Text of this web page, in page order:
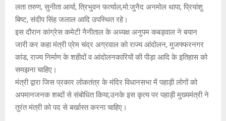
लता तरुण, सुनीता आर्या, त्रिभुवन फर्त्याल,मो.जुनैद अनमोल थापा, प्रियांशु
बिष्ट, संदीप सिंह जलाल आदि उपस्थित रहे।
इस दौरान कांग्रेस कमेटी नैनीताल के अध्यक्ष अनुपम कबड्वाल ने बयान
जारी कर कहा मंत्री प्रेम चंद्र अग्रवाल को राज्य आंदोलन, मुजफ्फरनगर
कांड, राज्य निर्माण के शहीदों व आंदोलनकारियों की पीड़ा आदि के इतिहास को
समझना चाहिए।
मंत्री द्वारा जिस प्रकार लोकतंत्र के मंदिर विधानसभा में पहाड़ी लोगों को
अपमानजनक शब्दों से संबोधित किया,उनके इस कृत्य पर पहाड़ी मुख्यमंत्री ने
तुरंत मंत्री को पद से बर्खास्त करना चाहिए।